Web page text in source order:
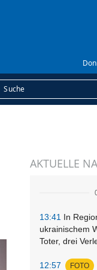
AKTUELLE
13:41 In
ukrainischem
Toter, drei
12:57 FOTO